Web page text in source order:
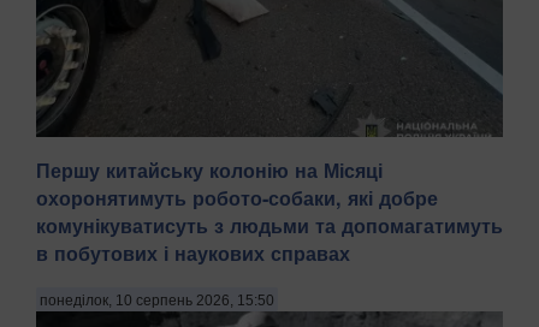
У Святошинському районі Києва сталася смертельна
дорожньо-транспортна пригода, внаслідок якої загинули
27-річна жінка та її 2-річна дитина, передають Патріоти
України. Аварія сталася вранці 10 серпня близько 5:50 на
Житомирському шосе. За попередніми д...
Першу китайську колонію на Місяці
охоронятимуть робото-собаки, які добре
комунікуватисуть з людьми та допомагатимуть
в побутових і наукових справах
понеділок, 10 серпень 2026, 15:50